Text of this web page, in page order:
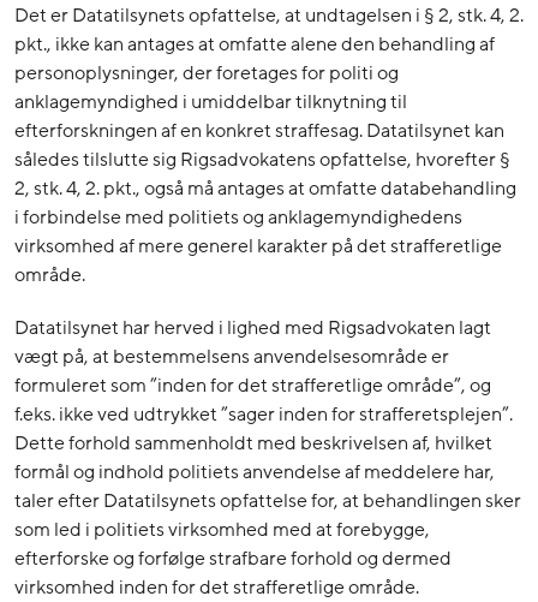
Det er Datatilsynets opfattelse, at undtagelsen i § 2, stk. 4, 2.
pkt., ikke kan antages at omfatte alene den behandling af
personoplysninger, der foretages for politi og
anklagemyndighed i umiddelbar tilknytning til
efterforskningen af en konkret straffesag. Datatilsynet kan
således tilslutte sig Rigsadvokatens opfattelse, hvorefter §
2, stk. 4, 2. pkt., også må antages at omfatte databehandling
i forbindelse med politiets og anklagemyndighedens
virksomhed af mere generel karakter på det strafferetlige
område.
Datatilsynet har herved i lighed med Rigsadvokaten lagt
vægt på, at bestemmelsens anvendelsesområde er
formuleret som ”inden for det strafferetlige område”, og
f.eks. ikke ved udtrykket ”sager inden for strafferetsplejen”.
Dette forhold sammenholdt med beskrivelsen af, hvilket
formål og indhold politiets anvendelse af meddelere har,
taler efter Datatilsynets opfattelse for, at behandlingen sker
som led i politiets virksomhed med at forebygge,
efterforske og forfølge strafbare forhold og dermed
virksomhed inden for det strafferetlige område.